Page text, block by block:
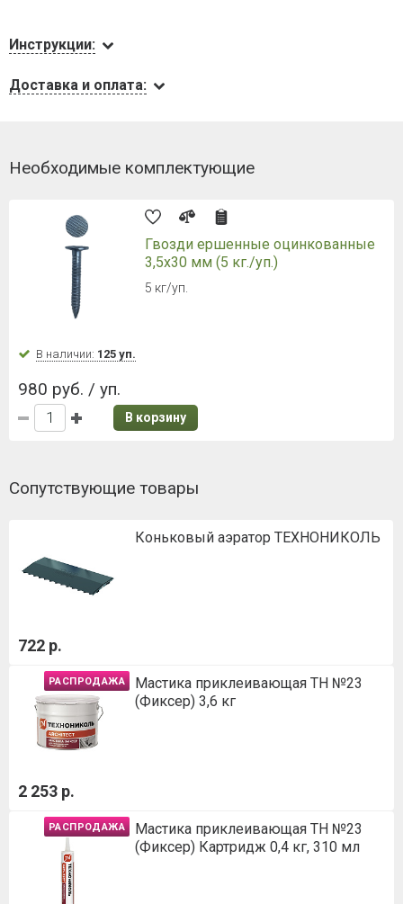
Инструкции:
Доставка и оплата:
Необходимые комплектующие
Гвозди ершенные оцинкованные
3,5х30 мм (5 кг./уп.)
5 кг/уп.
В наличии: 125 уп.
980 руб. / уп.
В корзину
Сопутствующие товары
Коньковый аэратор ТЕХНОНИКОЛЬ
722 р.
РАСПРОДАЖА
Мастика приклеивающая ТН №23
(Фиксер) 3,6 кг
2 253 р.
РАСПРОДАЖА
Мастика приклеивающая ТН №23
(Фиксер) Картридж 0,4 кг, 310 мл